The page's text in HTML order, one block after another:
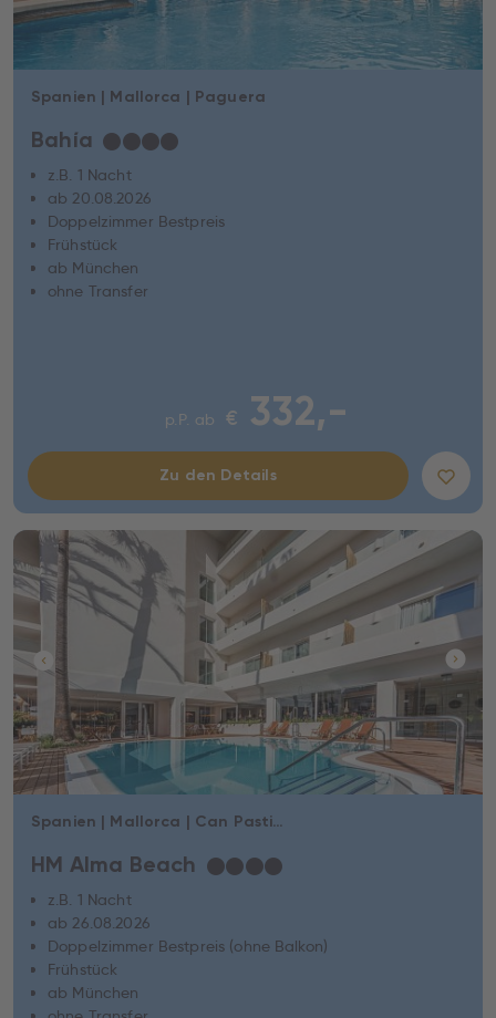
Spanien | Mallorca | Paguera
Bahía ★★★★
z.B. 1 Nacht
ab 20.08.2026
Doppelzimmer Bestpreis
Frühstück
ab München
ohne Transfer
p.P. ab € 332,-
Zu den Details
Spanien | Mallorca | Can Pastilla
HM Alma Beach ★★★★
z.B. 1 Nacht
ab 26.08.2026
Doppelzimmer Bestpreis (ohne Balkon)
Frühstück
ab München